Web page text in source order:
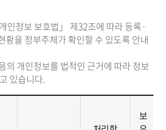
정보 보호법」 제32조에 따라 등록·
황을 정부주체가 확인할 수 있도록 안내
개인정보를 법적인 근거에 따라 정보
있습니다.
보